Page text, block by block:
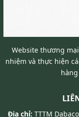
Website thương
nhiệm và thực hiện
Địa chỉ: TTTM